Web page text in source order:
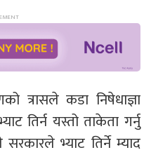
त्रासले कडा निषेधाज्ञा
तिर्न यस्तो ताकेता गर्नु
भ्याट तिर्ने म्याद